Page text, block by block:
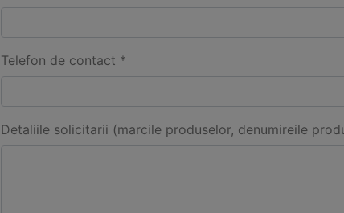
Telefon de contact *
Detaliile solicitarii (marcile produselor, denumireile